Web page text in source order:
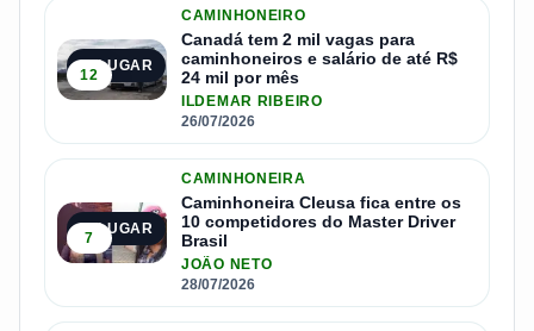
2º LUGAR
12
CAMINHONEIRO
Canadá tem 2 mil vagas para
caminhoneiros e salário de até R$
24 mil por mês
ILDEMAR RIBEIRO
26/07/2026
3º LUGAR
7
CAMINHONEIRA
Caminhoneira Cleusa fica entre os
10 competidores do Master Driver
Brasil
JOÃO NETO
28/07/2026